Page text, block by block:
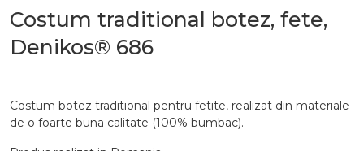
Costum traditional botez, fete,
Denikos® 686
Costum botez traditional pentru fetite, realizat din materiale
de o foarte buna calitate (100% bumbac).